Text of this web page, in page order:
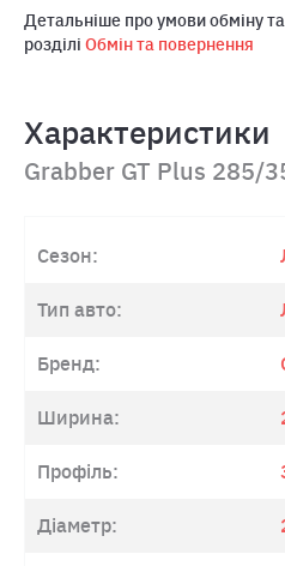
Детальніше про умови обміну
розділі Обмін та повернення
Характеристики
Grabber GT Plus 285/
Сезон:
Тип авто:
Бренд:
Ширина:
Профіль:
Діаметр: